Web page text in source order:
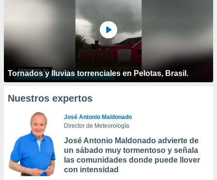
Tornados y lluvias torrenciales en Pelotas, Brasil.
Nuestros expertos
José Antonio Maldonado
Director de Meteorología
José Antonio Maldonado advierte de
un sábado muy tormentoso y señala
las comunidades donde puede llover
con intensidad